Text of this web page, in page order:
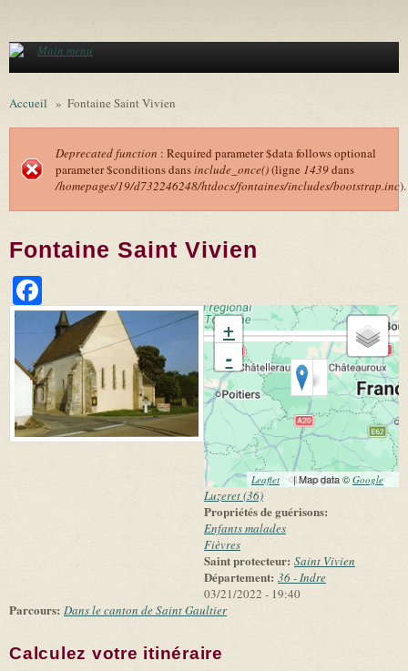
Main menu
Accueil » Fontaine Saint Vivien
Message d'erreur
Deprecated function : Required parameter $data follows optional
parameter $conditions dansinclude_once()(ligne 1439dans
/homepages/19/d732246248/htdocs/fontaines/includes/bootstrap.inc).
Fontaine Saint Vivien
+
-
Leaflet (link is external)
| Map data © Google
Luzeret (36)
Propriétés de guérisons:
Enfants malades
Fièvres
Saint protecteur: Saint Vivien
Département: 36 - Indre
03/21/2022 - 19:40
Parcours: Dans le canton de Saint Gaultier
Calculez votre itinéraire